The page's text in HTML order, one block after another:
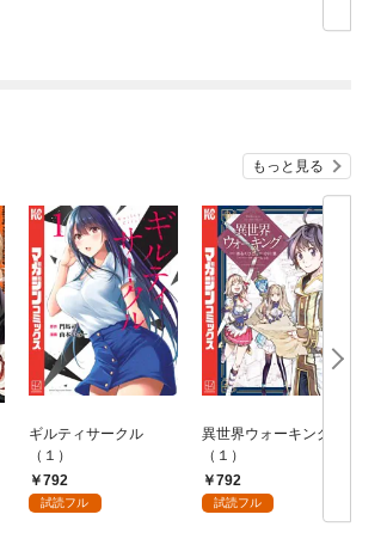
もっと見る
ギルティサークル
（１）
792
試読フル
異世界ウォーキング
（１）
792
試読フル